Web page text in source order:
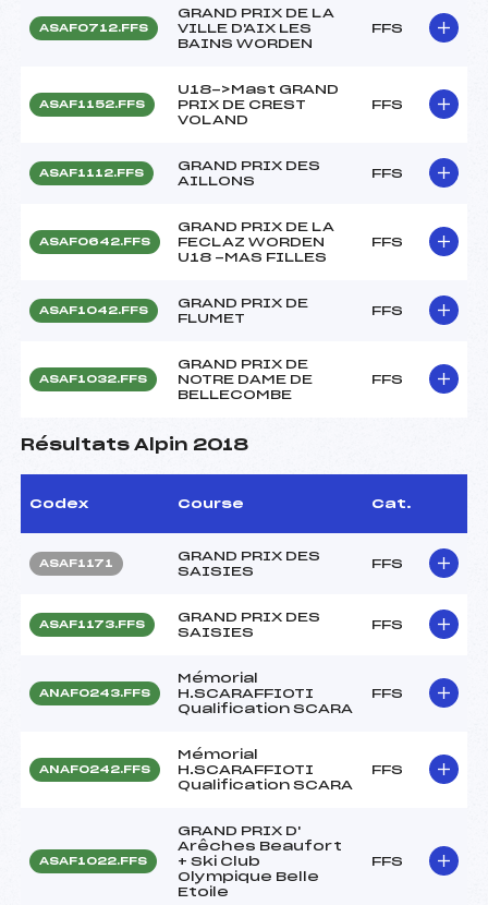
ASAF0712.FFS
GRAND PRIX DE LA
VILLE D'AIX LES
BAINS WORDEN
FFS
ASAF1152.FFS
U18->Mast GRAND
PRIX DE CREST
VOLAND
FFS
ASAF1112.FFS
GRAND PRIX DES
AILLONS
FFS
ASAF0642.FFS
GRAND PRIX DE LA
FECLAZ WORDEN
U18 -MAS FILLES
FFS
ASAF1042.FFS
GRAND PRIX DE
FLUMET
FFS
ASAF1032.FFS
GRAND PRIX DE
NOTRE DAME DE
BELLECOMBE
FFS
Résultats Alpin 2018
Codex Course Cat.
ASAF1171
GRAND PRIX DES
SAISIES
FFS
ASAF1173.FFS
GRAND PRIX DES
SAISIES
FFS
ANAF0243.FFS
Mémorial
H.SCARAFFIOTI
Qualification SCARA
FFS
ANAF0242.FFS
Mémorial
H.SCARAFFIOTI
Qualification SCARA
FFS
ASAF1022.FFS
GRAND PRIX D'
Arêches Beaufort
+ Ski Club
Olympique Belle
Etoile
FFS